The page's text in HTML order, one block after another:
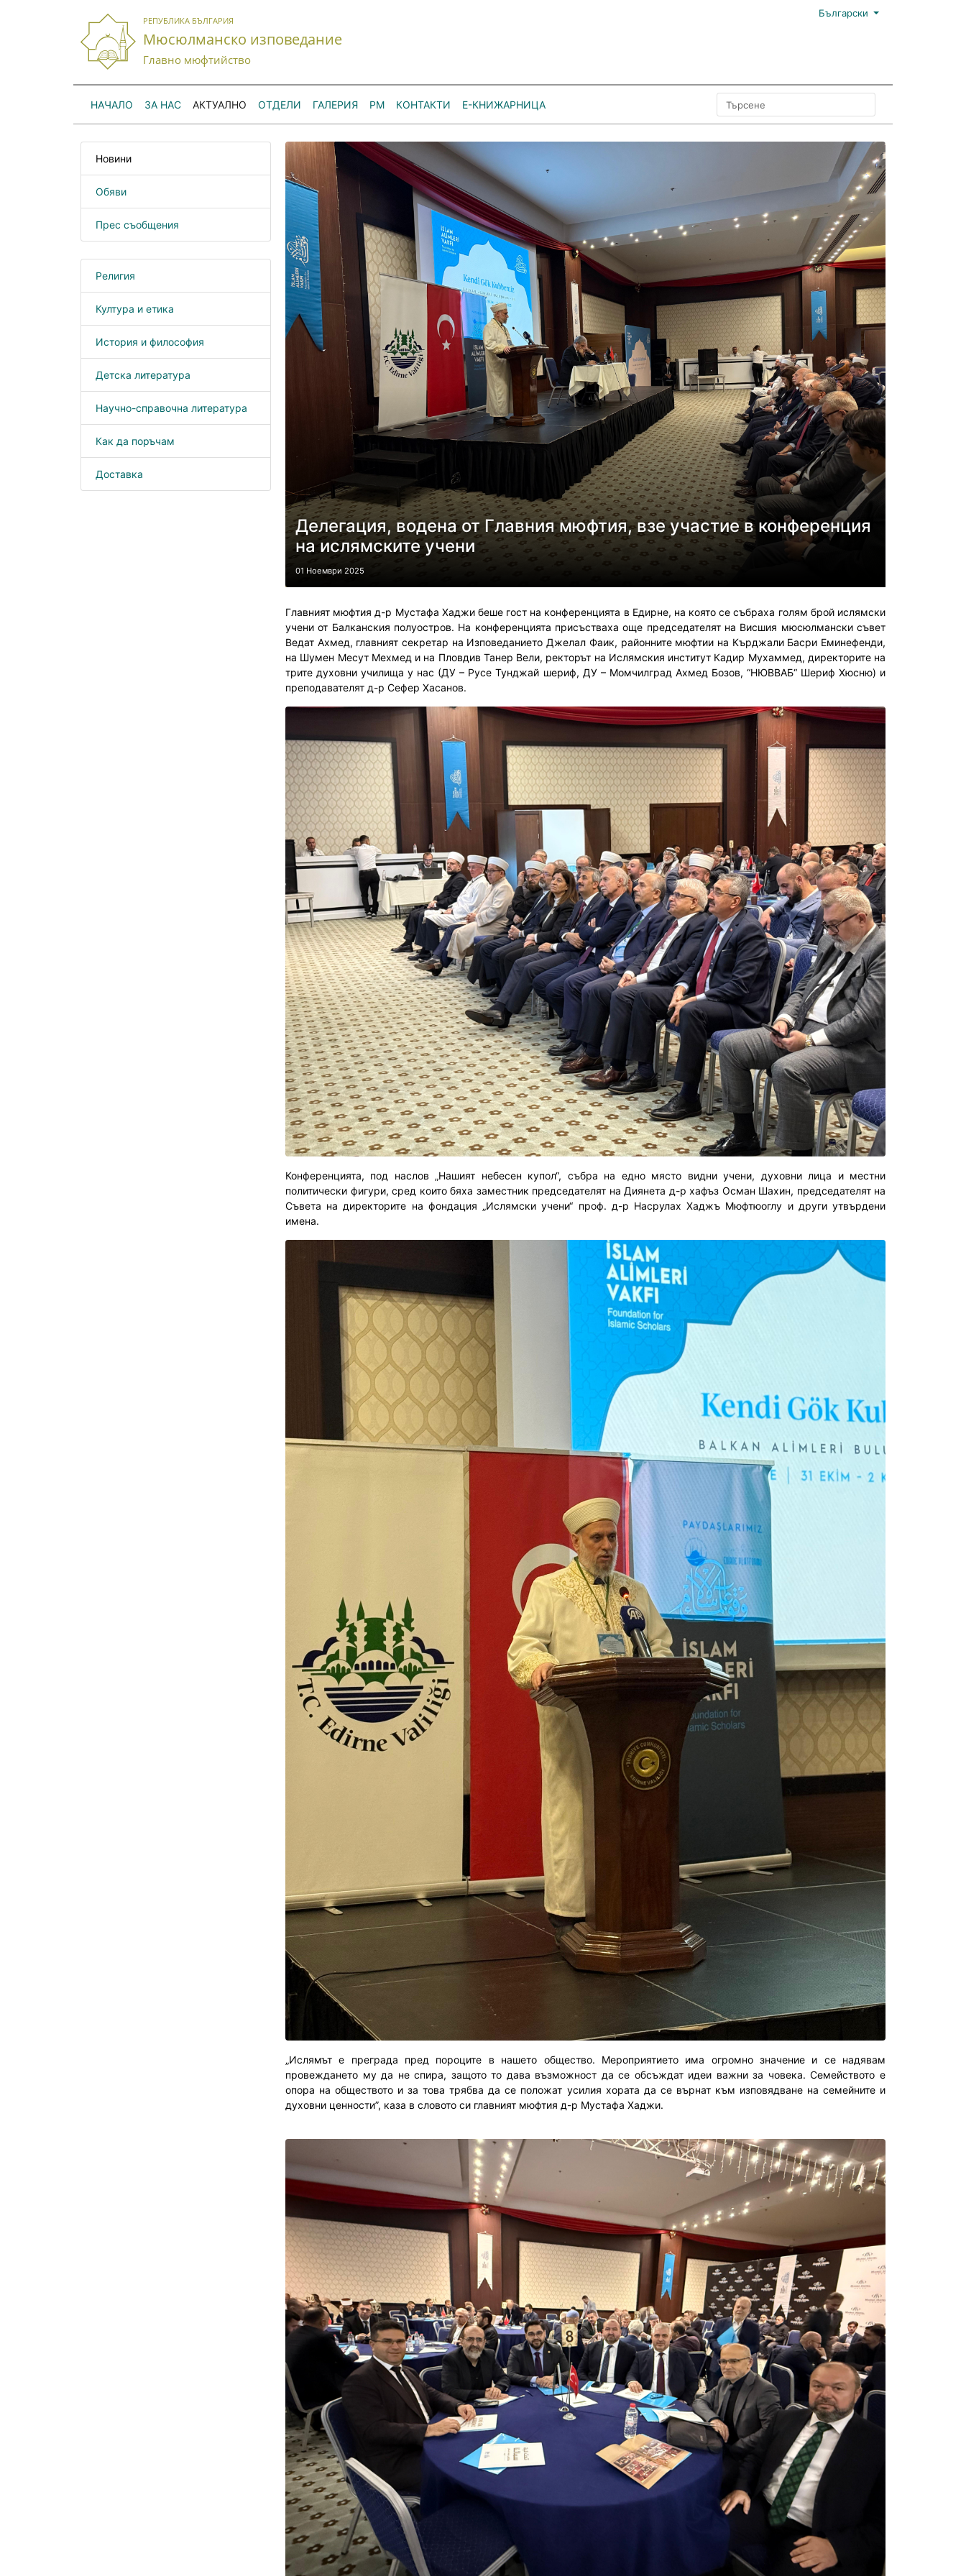
РЕПУБЛИКА БЪЛГАРИЯ
Мюсюлманско изповедание
Главно мюфтийство
Български
НАЧАЛО ЗА НАС АКТУАЛНО ОТДЕЛИ ГАЛЕРИЯ РМ КОНТАКТИ Е-КНИЖАРНИЦА
Новини
Обяви
Прес съобщения
Религия
Култура и етика
История и философия
Детска литература
Научно-справочна литература
Как да поръчам
Доставка
Делегация, водена от Главния мюфтия, взе участие в конференция
на ислямските учени
01 Ноември 2025
Главният мюфтия д-р Мустафа Хаджи беше гост на конференцията в Едирне, на която се събраха голям брой ислямски
учени от Балканския полуостров. На конференцията присъстваха още председателят на Висшия мюсюлмански съвет
Ведат Ахмед, главният секретар на Изповеданието Джелал Фаик, районните мюфтии на Кърджали Басри Еминефенди,
на Шумен Месут Мехмед и на Пловдив Танер Вели, ректорът на Ислямския институт Кадир Мухаммед, директорите на
трите духовни училища у нас (ДУ – Русе Тунджай шериф, ДУ – Момчилград Ахмед Бозов, “НЮВВАБ“ Шериф Хюсню) и
преподавателят д-р Сефер Хасанов.
Конференцията, под наслов „Нашият небесен купол“, събра на едно място видни учени, духовни лица и местни
политически фигури, сред които бяха заместник председателят на Диянета д-р хафъз Осман Шахин, председателят на
Съвета на директорите на фондация „Ислямски учени“ проф. д-р Насрулах Хаджъ Мюфтюоглу и други утвърдени
имена.
„Ислямът е преграда пред пороците в нашето общество. Мероприятието има огромно значение и се надявам
провеждането му да не спира, защото то дава възможност да се обсъждат идеи важни за човека. Семейството е
опора на обществото и за това трябва да се положат усилия хората да се върнат към изповядване на семейните и
духовни ценности”, каза в словото си главният мюфтия д-р Мустафа Хаджи.